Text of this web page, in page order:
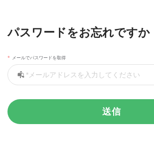
パスワードをお忘れですか
メールでパスワードを取得
送信